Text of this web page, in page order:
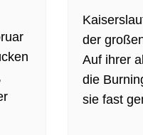
der
Auf ihrer
die
sie fast